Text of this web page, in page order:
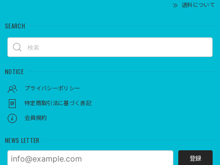
送料について
SEARCH
NOTICE
プライバシーポリシー
特定商取引法に基づく表記
会員規約
NEWS LETTER
登録